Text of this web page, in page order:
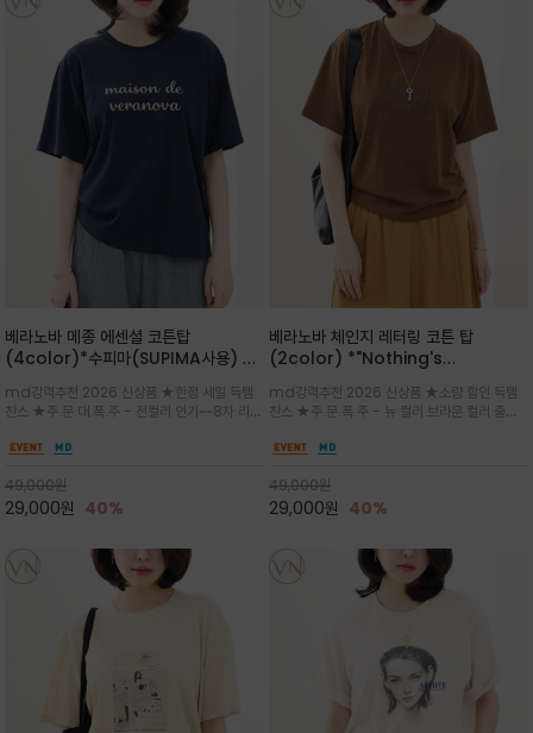
베라노바 메종 에센셜 코튼탑
(4color)*수피마(SUPIMA사용) 레
는 레터링 티셔츠
md강력추천 2026 신상품 ★한정 세일 득템
찬스 ★주.문.대.폭.주 - 전컬러 인기~~8차 리오
픽이나 컬러 조합을 통해 'Essential'한 무드를
좋은 컬러웨이와 디자인입니다^^
49,000원
29,000원 40%
베라노바 체인지 레터링 코튼 탑
(2color) *"Nothing's
도 일어나지않는것/감각적인 레터링 프
린팅이 돋보이는 베라노바 티셔츠
md강력추천 2026 신상품 ★소량 할인 득템
찬스 ★주.문.폭.주 - 뉴 컬러 브라운 컬러 출시~
무드를 만들고 기본 베이스의 컬러감이라 출근시
럽고 유연한 코튼 소재로 편안
49,000원
29,000원 40%